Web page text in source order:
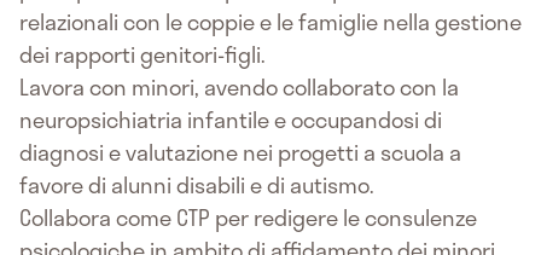
relazionali con le coppie e le famiglie nella gestione
dei rapporti genitori-figli.
Lavora con minori, avendo collaborato con la
neuropsichiatria infantile e occupandosi di
diagnosi e valutazione nei progetti a scuola a
favore di alunni disabili e di autismo.
Collabora come CTP per redigere le consulenze